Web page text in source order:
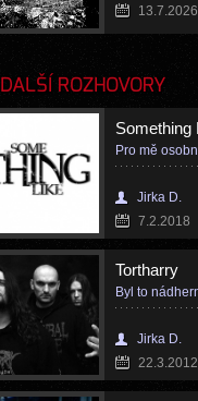
13.7.2026
DALŠÍ ROZHOVORY
Jirka D.
7.2.2018
Tortharry
Jirka D.
22.3.2012